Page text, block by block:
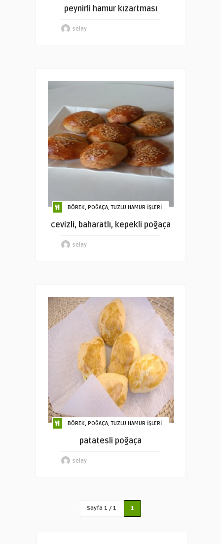
peynirli hamur kızartması
selay
BÖREK, POĞAÇA, TUZLU HAMUR İŞLERİ
cevizli, baharatlı, kepekli poğaça
selay
BÖREK, POĞAÇA, TUZLU HAMUR İŞLERİ
patatesli poğaça
selay
Sayfa 1 / 1 1